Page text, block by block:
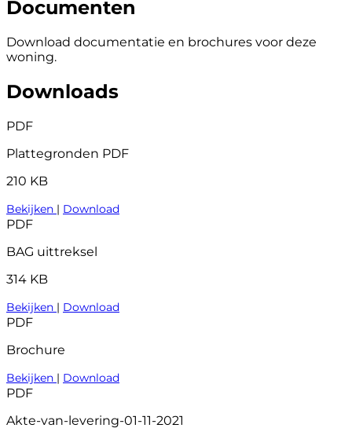
Documenten
Download documentatie en brochures voor deze
woning.
Downloads
PDF
Plattegronden PDF
210 KB
Bekijken | Download
PDF
BAG uittreksel
314 KB
Bekijken | Download
PDF
Brochure
Bekijken | Download
PDF
Akte-van-levering-01-11-2021